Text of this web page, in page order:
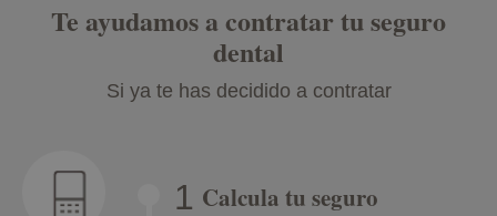
Te ayudamos a contratar tu seguro
dental
Si ya te has decidido a contratar
Calcula tu seguro